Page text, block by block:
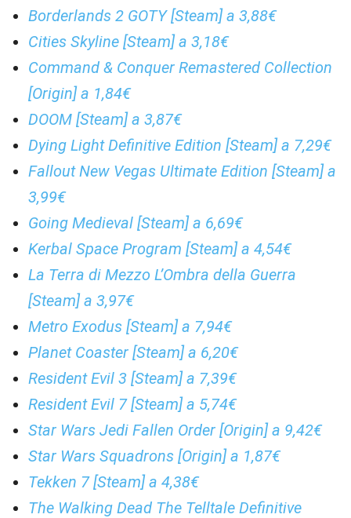
Borderlands 2 GOTY [Steam] a 3,88€
Cities Skyline [Steam] a 3,18€
Command & Conquer Remastered Collection
[Origin] a 1,84€
DOOM [Steam] a 3,87€
Dying Light Definitive Edition [Steam] a 7,29€
Fallout New Vegas Ultimate Edition [Steam] a
3,99€
Going Medieval [Steam] a 6,69€
Kerbal Space Program [Steam] a 4,54€
La Terra di Mezzo L’Ombra della Guerra
[Steam] a 3,97€
Metro Exodus [Steam] a 7,94€
Planet Coaster [Steam] a 6,20€
Resident Evil 3 [Steam] a 7,39€
Resident Evil 7 [Steam] a 5,74€
Star Wars Jedi Fallen Order [Origin] a 9,42€
Star Wars Squadrons [Origin] a 1,87€
Tekken 7 [Steam] a 4,38€
The Walking Dead The Telltale Definitive